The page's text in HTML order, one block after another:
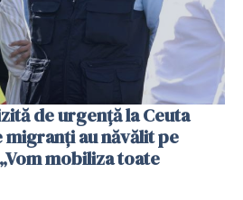
de urgență la Ceuta
migranți au năvălit pe
mobiliza toate